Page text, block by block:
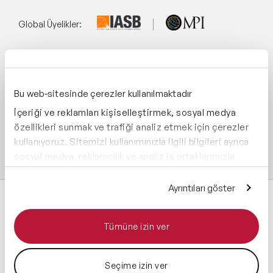
Bu web-sitesinde çerezler kullanılmaktadır
İçeriği ve reklamları kişiselleştirmek, sosyal medya
özellikleri sunmak ve trafiği analiz etmek için çerezler
kullanıyoruz. Sitemizi kullanımınızla ilgili bilgileri ayrıca
sosyal medya, reklamcılık ve analiz iş ortaklarımızla
paylaşabiliriz. İş ortaklarımız, bu bilgileri kendilerine
sağladığınız veya hizmetlerini kullanırken topladıkları
Ayrıntıları göster
Tümüne izin ver
Seçime izin ver
Global Üyelikler:
Destekliyoruz:
Tüm hakları saklıdır 2026 © Speaker Agency